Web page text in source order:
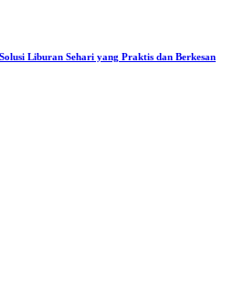
Liburan Sehari yang Praktis dan Berkesan